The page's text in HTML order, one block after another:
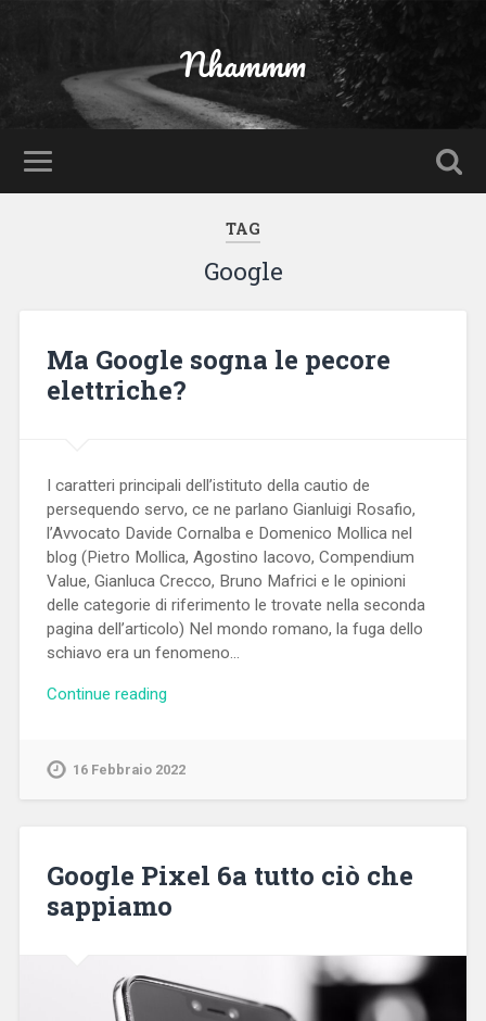
Nhammm
TAG
Google
Ma Google sogna le pecore
elettriche?
I caratteri principali dell’istituto della cautio de
persequendo servo, ce ne parlano Gianluigi Rosafio,
l’Avvocato Davide Cornalba e Domenico Mollica nel
blog (Pietro Mollica, Agostino Iacovo, Compendium
Value, Gianluca Crecco, Bruno Mafrici e le opinioni
delle categorie di riferimento le trovate nella seconda
pagina dell’articolo) Nel mondo romano, la fuga dello
schiavo era un fenomeno…
Continue reading
16 Febbraio 2022
Google Pixel 6a tutto ciò che
sappiamo